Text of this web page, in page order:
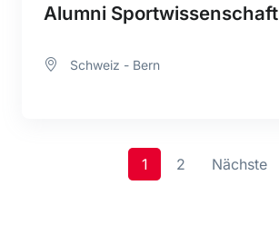
Alumni Sportwissenschaft
Schweiz - Bern
1 2 Nächste